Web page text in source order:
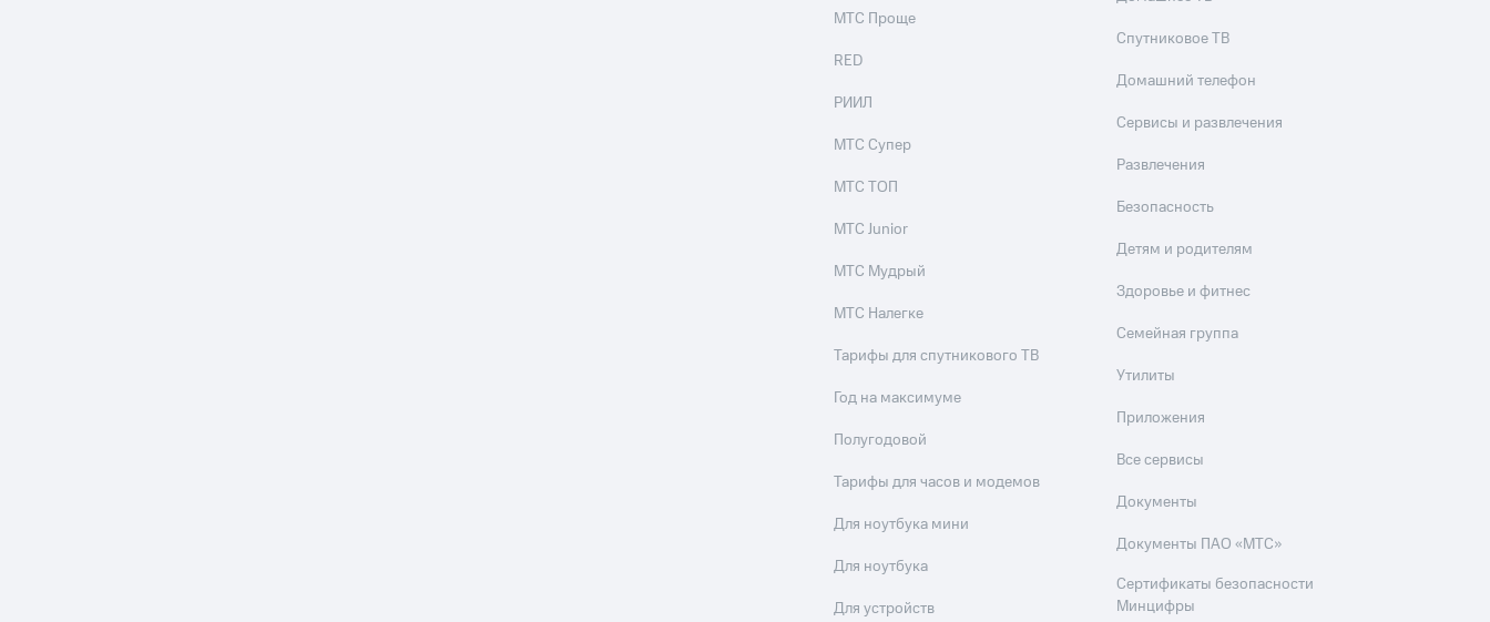
МТС Проще
RED
РИИЛ
МТС Супер
МТС ТОП
МТС Junior
МТС Мудрый
МТС Налегке
Тарифы для спутникового ТВ
Год на максимуме
Полугодовой
Тарифы для часов и модемов
Для ноутбука мини
Для ноутбука
Для устройств
Спутниковое ТВ
Домашний телефон
Сервисы и развлечения
Развлечения
Безопасность
Детям и родителям
Здоровье и фитнес
Семейная группа
Утилиты
Приложения
Все сервисы
Документы
Документы ПАО «МТС»
Сертификаты безопасности
Минцифры